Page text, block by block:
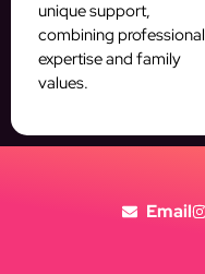
unique support,
combining professional
expertise and family
values.
Email